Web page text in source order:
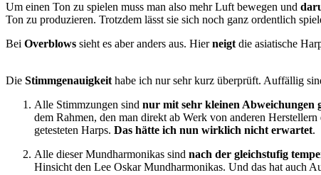
Um einen Ton zu spielen muss man also mehr Luft bewegen und
Ton zu produzieren. Trotzdem lässt sie sich noch ganz ordentlich
Bei Overblows sieht es aber anders aus. Hierneigt die asiatische
Die Stimmgenauigkeit habe ich nur sehr kurz überprüft. Auffällig
Alle Stimmzungen sind nur mit sehr kleinen Abweichungen
dem Rahmen, den man direkt ab Werk von anderen
getesteten Harps. Das hätte ich nun wirklich nicht erwartet.
Alle dieser Mundharmonikas sind nach der gleichstufig
Hinsicht den Lee Oskar Mundharmonikas. Und das hat auch